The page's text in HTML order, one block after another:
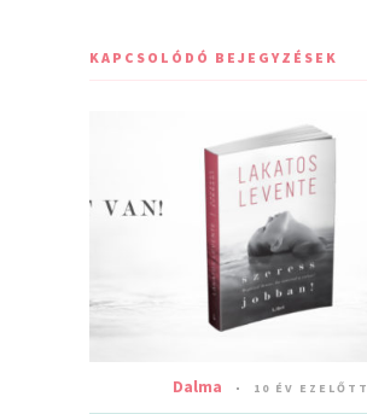
KAPCSOLÓDÓ BEJEGYZÉSEK
Dalma 10 ÉV EZELŐTT